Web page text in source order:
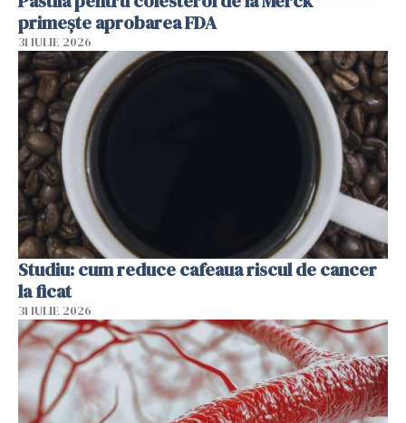
primește aprobarea FDA
31 IULIE 2026
Studiu: cum reduce cafeaua riscul de cancer
la ficat
31 IULIE 2026